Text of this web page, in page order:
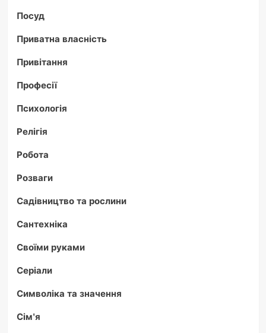
Посуд
Приватна власність
Привітання
Професії
Психологія
Релігія
Робота
Розваги
Садівництво та рослини
Сантехніка
Своїми руками
Серіали
Символіка та значення
Сім'я